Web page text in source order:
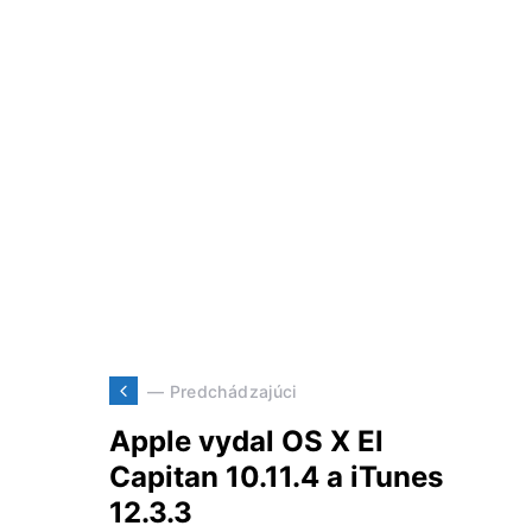
— Predchádzajúci
Apple vydal OS X El
Capitan 10.11.4 a iTunes
12.3.3